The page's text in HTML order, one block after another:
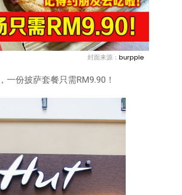
封面来源： burpple
份披萨套餐只需RM9.90！